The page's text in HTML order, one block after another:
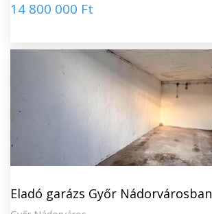
14 800 000 Ft
Eladó garázs Győr Nádorvárosban